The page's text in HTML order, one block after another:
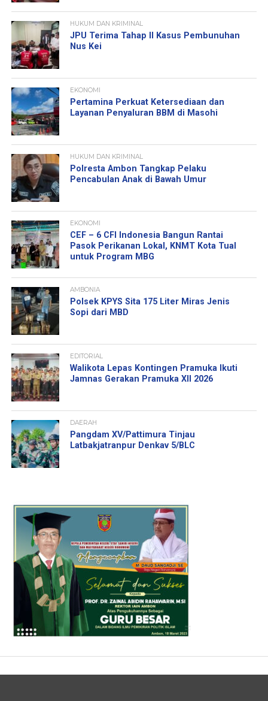
HUKUM DAN KRIMINAL
JPU Terima Tahap II Kasus Pembunuhan
Nus Kei
EKONOMI
Pertamina Perkuat Ketersediaan dan
Layanan Penyaluran BBM di Masohi
HUKUM DAN KRIMINAL
Polresta Ambon Tangkap Pelaku
Pencabulan Anak di Bawah Umur
EKONOMI
CEF – 6 CFI Indonesia Bangun Rantai
Pasok Perikanan Lokal, KNMT Kota Tual
untuk Program MBG
AMBONIA
Polsek KPYS Sita 175 Liter Miras Jenis
Sopi dari MBD
EDITORIAL
Walikota Lepas Kontingen Pramuka Ikuti
Jamnas Gerakan Pramuka XII 2026
DAERAH
Pangdam XV/Pattimura Tinjau
Latbakjatranpur Denkav 5/BLC